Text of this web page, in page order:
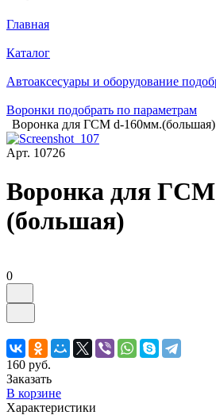
Главная
Каталог
Автоаксесуары и оборудование
Воронки подобрать по параметрам
Воронка для ГСМ d-160мм.(большая)
Арт. 10726
Воронка для
(большая)
0
160 руб.
Заказать
В корзине
Характеристики